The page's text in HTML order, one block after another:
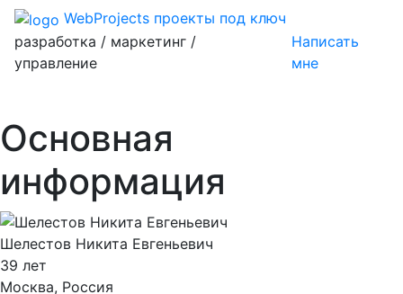
WebProjects проекты под ключ
разработка / маркетинг /
управление
Написать
мне
Основная
информация
Шелестов Никита Евгеньевич
39 лет
Москва, Россия